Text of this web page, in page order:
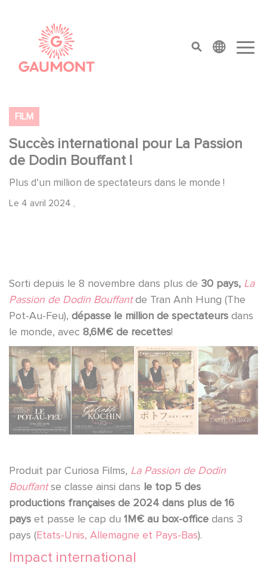
top menu
FILM
Succès international pour La Passion
de Dodin Bouffant !
Plus d’un million de spectateurs dans le monde !
Le 4 avril 2024 ,
Sorti depuis le 8 novembre dans plus de 30 pays, La
Passion de Dodin Bouffantde Tran Anh Hung (The
Pot-Au-Feu), dépasse le million de spectateurs dans
le monde, avec 8,6M€ de recettes!
Produit par Curiosa Films, La Passion de Dodin
Bouffantse classe ainsi dans le top 5 des
productions françaises de 2024 dans plus de 16
pays et passe le cap du 1M€ au box-office dans 3
pays (Etats-Unis, Allemagne et Pays-Bas).
Impact international